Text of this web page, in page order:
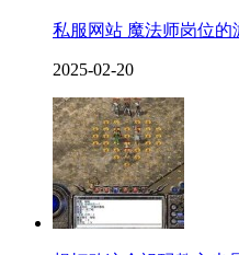
私服网站 魔法师岗位
2025-02-20